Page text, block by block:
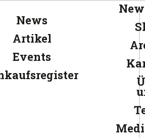
News
Artikel
Events